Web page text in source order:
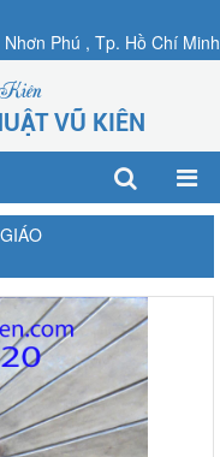
Phú , Tp. Hồ Chí Minh
VŨ KIÊN